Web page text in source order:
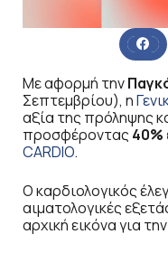
Με αφορμή την
Σεπτεμβρίου), η
αξία της πρόληψης
προσφέροντας
CARDIO.
Ο καρδιολογικός
αιματολογικές
αρχική εικόνα για